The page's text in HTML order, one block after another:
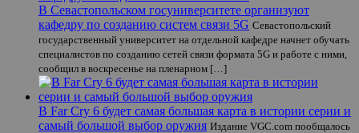
В Севастопольском госуниверситете организуют
кафедру по созданию систем связи 5G Севастопольский
государственный университет на отдельной кафедре начнет обучать
специалистов по созданию сетей связи формата 5G и работе с ними,
сообщил в воскресенье на пленарном […]
В Far Cry 6 будет самая большая карта в истории серии и
самый большой выбор оружия Издание VGC.com пообщалось